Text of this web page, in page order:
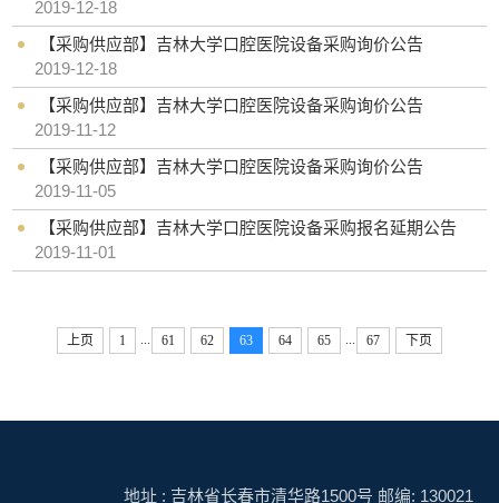
2019-12-18
【采购供应部】吉林大学口腔医院设备采购询价公告
2019-12-18
【采购供应部】吉林大学口腔医院设备采购询价公告
2019-11-12
【采购供应部】吉林大学口腔医院设备采购询价公告
2019-11-05
【采购供应部】吉林大学口腔医院设备采购报名延期公告
2019-11-01
上页 1 61 62 63 64 65 67 下页
地址 : 吉林省长春市清华路1500号 邮编: 130021